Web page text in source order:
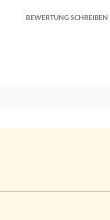
BEWERTUNG SCHREIBEN